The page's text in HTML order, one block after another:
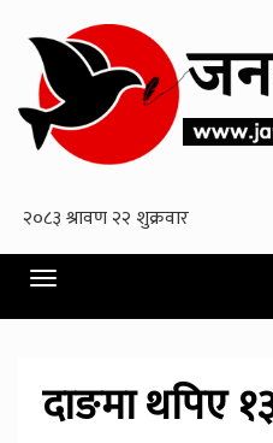
Toggle
navigation
दाङमा थपिए